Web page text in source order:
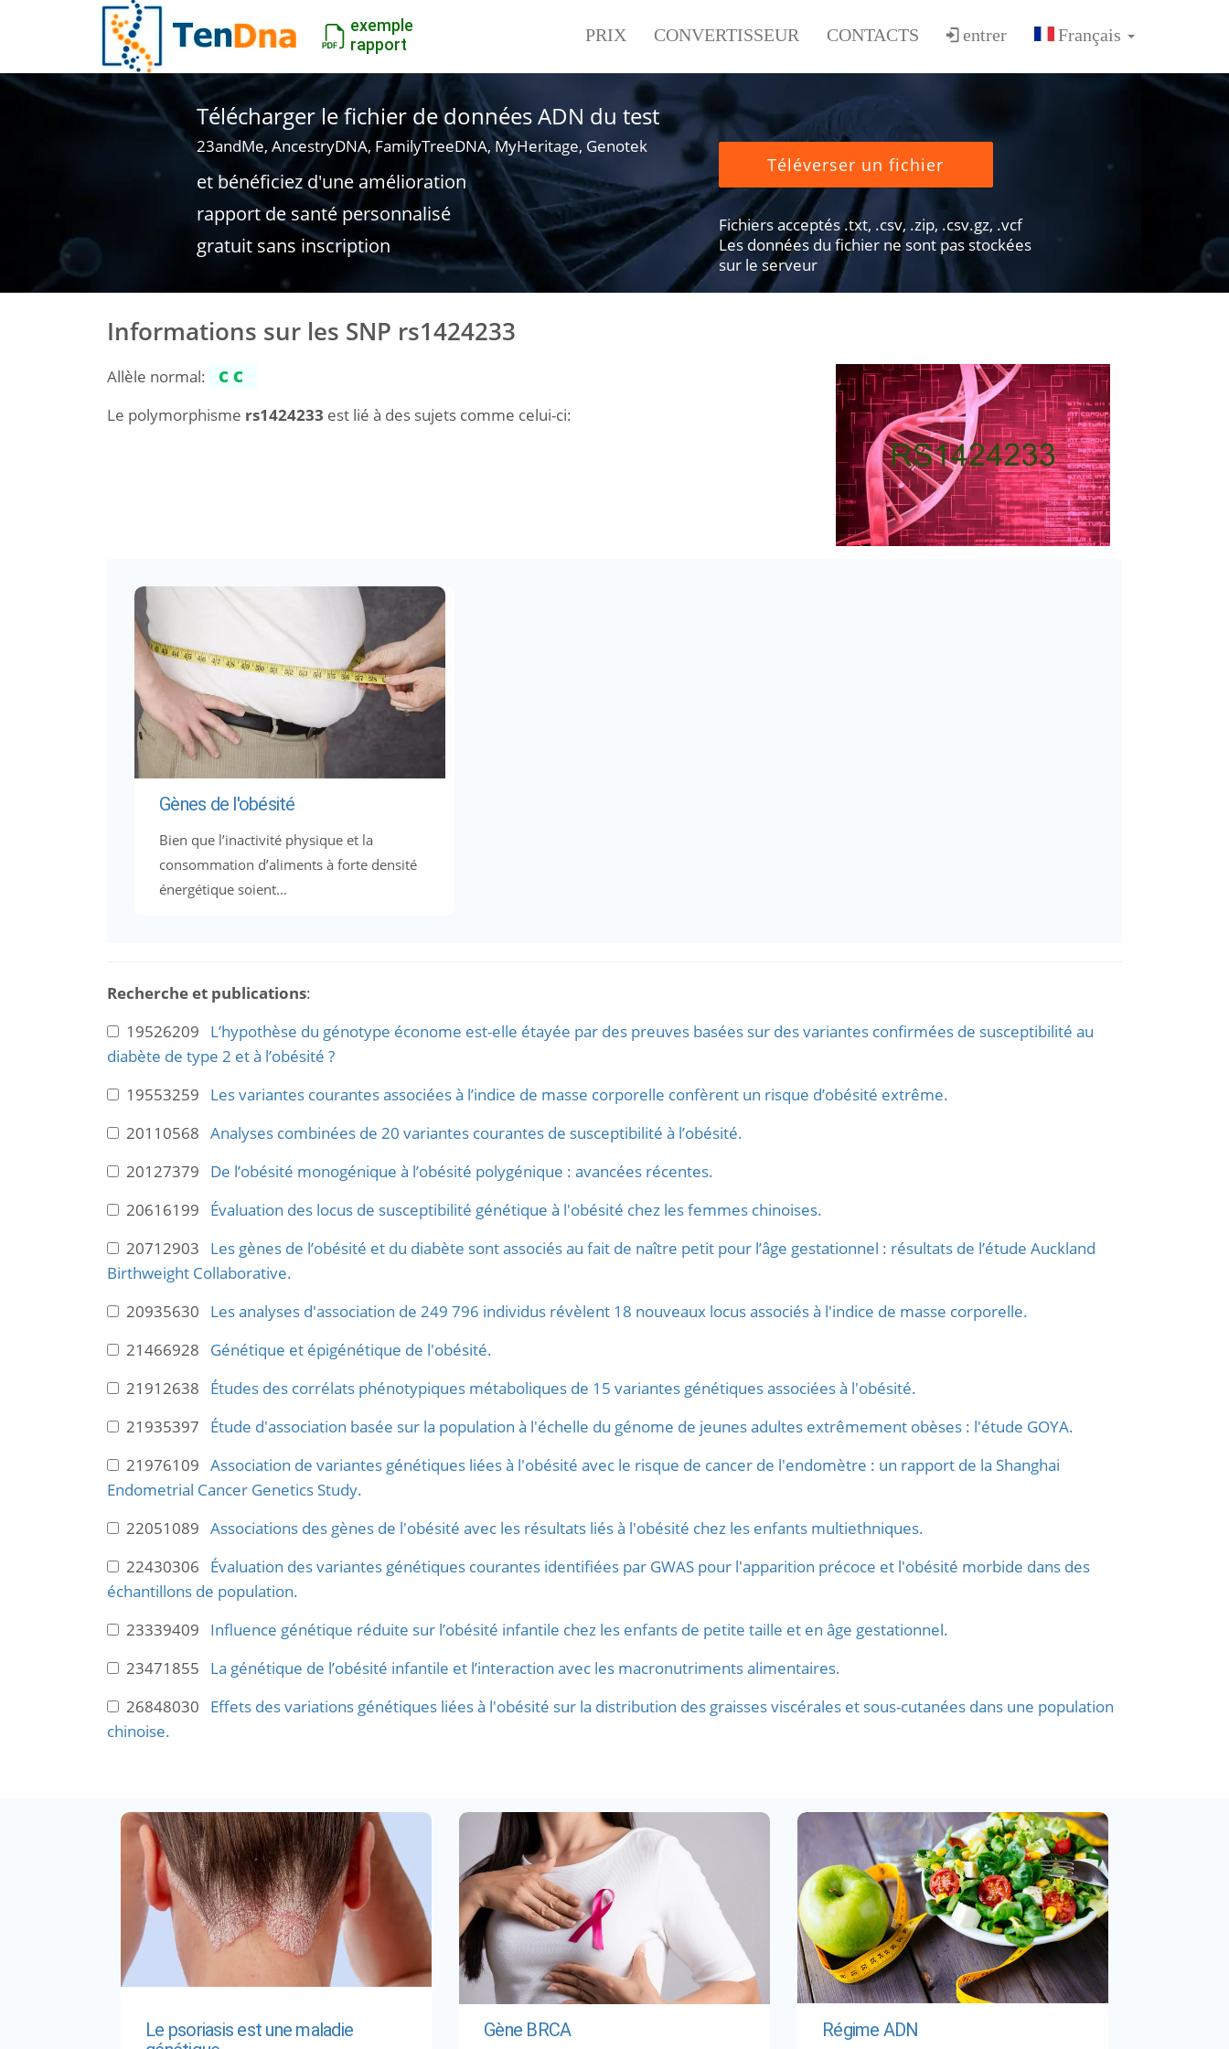
exemple
rapport
PRIX CONVERTISSEUR CONTACTS entrer
Télécharger le fichier de données ADN du test
23andMe, AncestryDNA, FamilyTreeDNA, MyHeritage, Genotek
et bénéficiez d'une amélioration
rapport de santé personnalisé
gratuit sans inscription
Téléverser un fichier
Fichiers acceptés .txt, .csv, .zip, .csv.gz, .vcf
Les données du fichier ne sont pas stockées
sur le serveur
Informations sur les SNP rs1424233
Allèle normal:
CC
Le polymorphisme rs1424233 est lié à des sujets comme celui-ci:
Gènes de l'obésité
Bien que l’inactivité physique et la
consommation d’aliments à forte densité
énergétique soient...
Recherche et publications:
19526209 L’hypothèse du génotype économe est-elle étayée par des preuves basées sur des variantes confirmées de susceptibilité au
diabète de type 2 et à l’obésité ?
19553259 Les variantes courantes associées à l’indice de masse corporelle confèrent un risque d’obésité extrême.
20110568 Analyses combinées de 20 variantes courantes de susceptibilité à l’obésité.
20127379 De l’obésité monogénique à l’obésité polygénique : avancées récentes.
20616199 Évaluation des locus de susceptibilité génétique à l'obésité chez les femmes chinoises.
20712903 Les gènes de l’obésité et du diabète sont associés au fait de naître petit pour l’âge gestationnel : résultats de l’étude Auckland
Birthweight Collaborative.
20935630 Les analyses d'association de 249 796 individus révèlent 18 nouveaux locus associés à l'indice de masse corporelle.
21466928 Génétique et épigénétique de l'obésité.
21912638 Études des corrélats phénotypiques métaboliques de 15 variantes génétiques associées à l'obésité.
21935397 Étude d'association basée sur la population à l'échelle du génome de jeunes adultes extrêmement obèses : l'étude GOYA.
21976109 Association de variantes génétiques liées à l'obésité avec le risque de cancer de l'endomètre : un rapport de la Shanghai
Endometrial Cancer Genetics Study.
22051089 Associations des gènes de l'obésité avec les résultats liés à l'obésité chez les enfants multiethniques.
22430306 Évaluation des variantes génétiques courantes identifiées par GWAS pour l'apparition précoce et l'obésité morbide dans des
échantillons de population.
23339409 Influence génétique réduite sur l’obésité infantile chez les enfants de petite taille et en âge gestationnel.
23471855 La génétique de l’obésité infantile et l’interaction avec les macronutriments alimentaires.
26848030 Effets des variations génétiques liées à l'obésité sur la distribution des graisses viscérales et sous-cutanées dans une population
chinoise.
Le psoriasis est une maladie
Gène BRCA Régime ADN